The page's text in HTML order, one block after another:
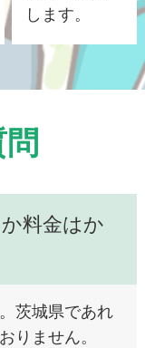
します。
料金はか
茨城県であれ
りません。